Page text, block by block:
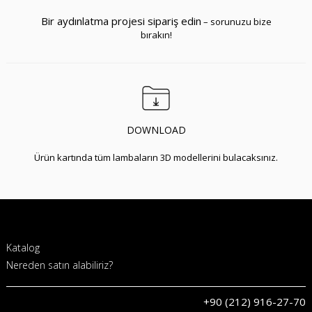
Sıva Üstü Armatürler HOKASU Tube
(55-120/ral9005 – 10w/3090/23deg)
(55-120/ral9005 – 10w/3090/38deg)
(55-120/ral9003 – 10w/4090/10deg)
✔
Sıva Üstü Armatürler HOKASU Tube
Sıva Üstü Armatürler HOKASU Tube
(55-120/ral9003 – 10w/4090/23deg)
Bir aydınlatma projesi sipariş edin – sorunuzu bize
bırakın!
DOWNLOAD
Ürün kartında tüm lambaların 3D modellerini bulacaksınız.
Katalog
Nereden satın alabiliriz?
+90 (212) 916-27-70